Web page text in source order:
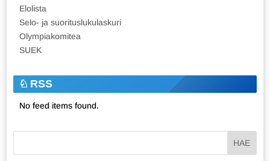
Elolista
Selo- ja suorituslukulaskuri
Olympiakomitea
SUEK
RSS
No feed items found.